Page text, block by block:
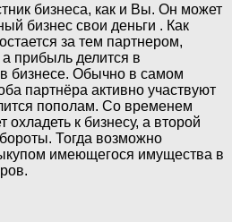
бизнеса, как и Вы. Он может
бизнес свои деньги . Как
за тем партнером,
прибыль делится в
в бизнесе. Обычно в самом
партнёра активно участвуют
пополам. Со временем
к бизнесу, а второй
Тогда возможно
имеющегося имущества в